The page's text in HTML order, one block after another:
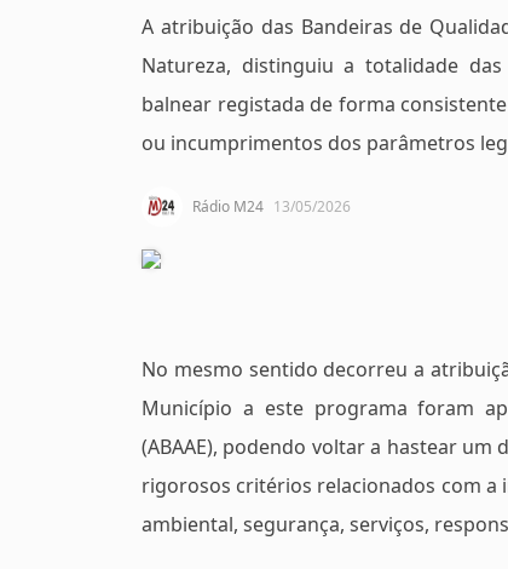
A atribuição das Bandeiras de
Natureza, distinguiu a totalidade
balnear registada de forma
ou incumprimentos dos parâmetros
Rádio M24 13/05/2026
No mesmo sentido decorreu a
Município a este programa foram
(ABAAE), podendo voltar a hastear
rigorosos critérios relacionados com a
ambiental, segurança, serviços,